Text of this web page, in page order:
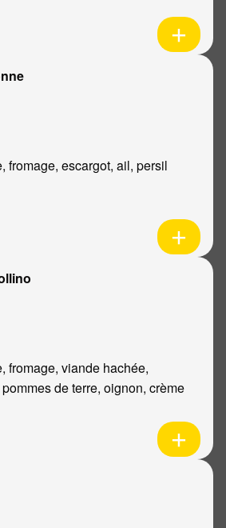
fromage, escargot, ail, persil
fromage, viande hachée,
de terre, oignon, crème